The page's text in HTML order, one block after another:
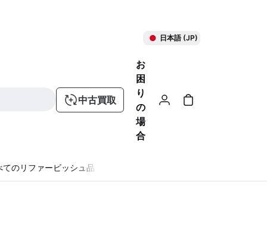
日本語 (JP)
中古買取
お
困
り
の
場
合
てのリファービッシュ品